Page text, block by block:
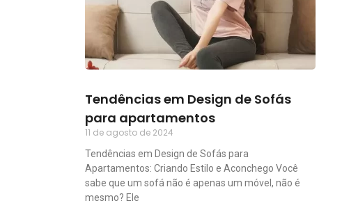
Tendências em Design de Sofás
para apartamentos
11 de agosto de 2024
Tendências em Design de Sofás para
Apartamentos: Criando Estilo e Aconchego Você
sabe que um sofá não é apenas um móvel, não é
mesmo? Ele